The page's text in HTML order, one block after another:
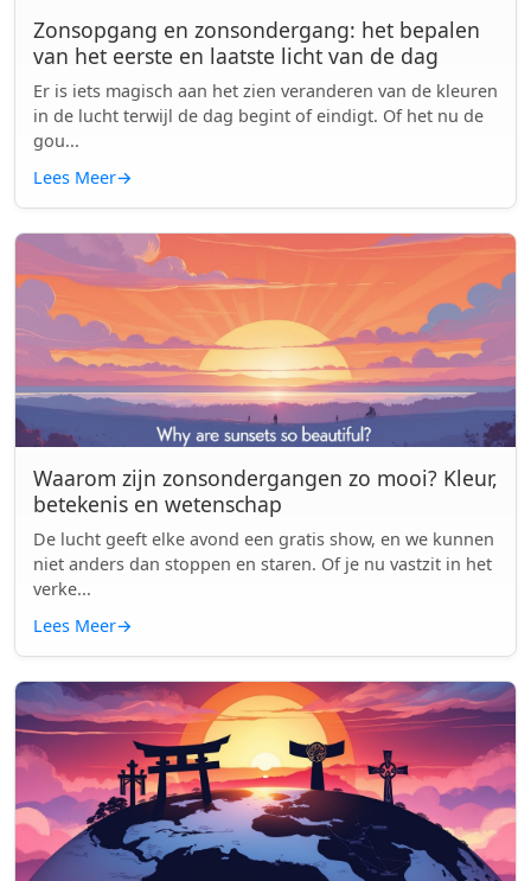
Zonsopgang en zonsondergang: het bepalen
van het eerste en laatste licht van de dag
Er is iets magisch aan het zien veranderen van de kleuren
in de lucht terwijl de dag begint of eindigt. Of het nu de
gou...
Lees Meer→
Waarom zijn zonsondergangen zo mooi? Kleur,
betekenis en wetenschap
De lucht geeft elke avond een gratis show, en we kunnen
niet anders dan stoppen en staren. Of je nu vastzit in het
verke...
Lees Meer→